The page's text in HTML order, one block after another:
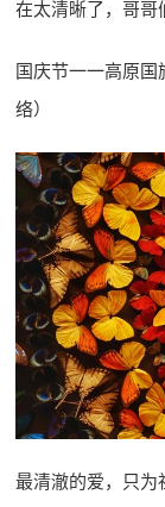
在太清晰了，哥哥
国庆节一一高原
络）
最清澈的爱，只为